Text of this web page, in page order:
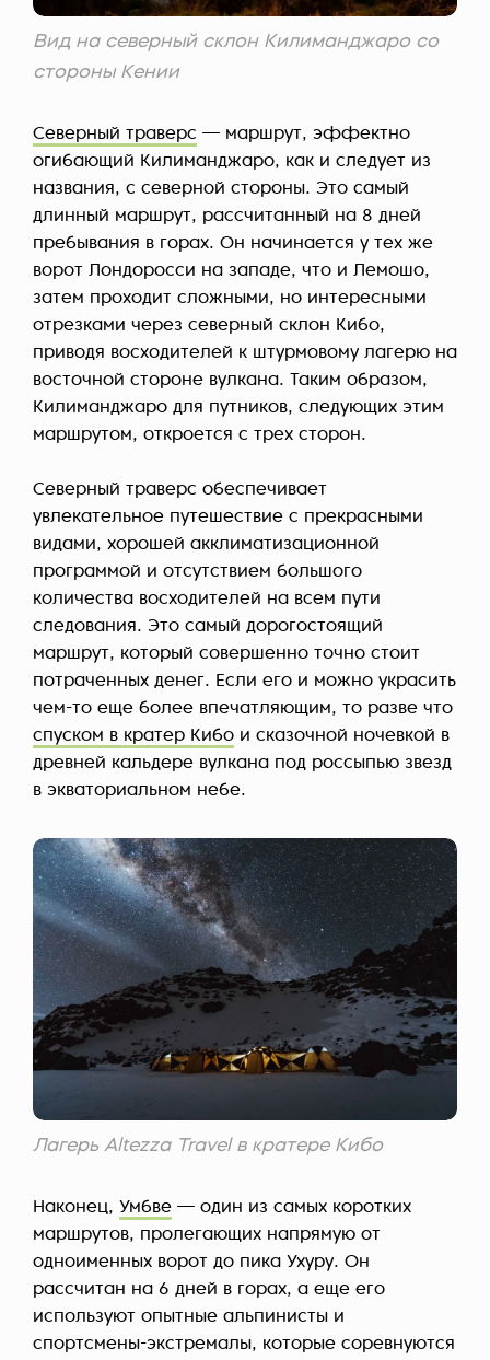
Вид на северный склон Килиманджаро со
стороны Кении
Северный траверс — маршрут, эффектно
огибающий Килиманджаро, как и следует из
названия, с северной стороны. Это самый
длинный маршрут, рассчитанный на 8 дней
пребывания в горах. Он начинается у тех же
ворот Лондоросси на западе, что и Лемошо,
затем проходит сложными, но интересными
отрезками через северный склон Кибо,
приводя восходителей к штурмовому лагерю на
восточной стороне вулкана. Таким образом,
Килиманджаро для путников, следующих этим
маршрутом, откроется с трех сторон.
Северный траверс обеспечивает
увлекательное путешествие с прекрасными
видами, хорошей акклиматизационной
программой и отсутствием большого
количества восходителей на всем пути
следования. Это самый дорогостоящий
маршрут, который совершенно точно стоит
потраченных денег. Если его и можно украсить
чем-то еще более впечатляющим, то разве что
спуском в кратер Кибо и сказочной ночевкой в
древней кальдере вулкана под россыпью звезд
в экваториальном небе.
Лагерь Altezza Travel в кратере Кибо
Наконец, Умбве — один из самых коротких
маршрутов, пролегающих напрямую от
одноименных ворот до пика Ухуру. Он
рассчитан на 6 дней в горах, а еще его
используют опытные альпинисты и
спортсмены-экстремалы, которые соревнуются